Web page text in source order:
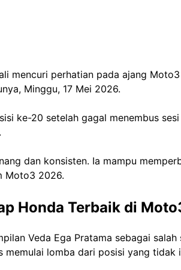
mencuri perhatian pada ajang
Minggu, 17 Mei 2026.
ke-20 setelah gagal menembus
dan konsisten. Ia mampu
Moto3 2026.
Honda Terbaik di
Veda Ega Pratama sebagai
memulai lomba dari posisi yang tidak